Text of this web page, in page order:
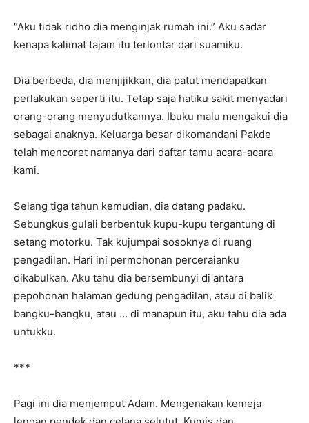
“Aku tidak ridho dia menginjak rumah ini.” Aku sadar
kenapa kalimat tajam itu terlontar dari suamiku.
Dia berbeda, dia menjijikkan, dia patut mendapatkan
perlakukan seperti itu. Tetap saja hatiku sakit menyadari
orang-orang menyudutkannya. Ibuku malu mengakui dia
sebagai anaknya. Keluarga besar dikomandani Pakde
telah mencoret namanya dari daftar tamu acara-acara
kami.
Selang tiga tahun kemudian, dia datang padaku.
Sebungkus gulali berbentuk kupu-kupu tergantung di
setang motorku. Tak kujumpai sosoknya di ruang
pengadilan. Hari ini permohonan perceraianku
dikabulkan. Aku tahu dia bersembunyi di antara
pepohonan halaman gedung pengadilan, atau di balik
bangku-bangku, atau … di manapun itu, aku tahu dia ada
untukku.
***
Pagi ini dia menjemput Adam. Mengenakan kemeja